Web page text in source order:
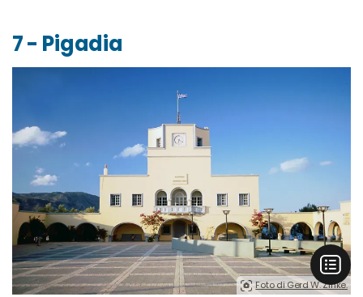
7 - Pigadia
Foto di Gerd W. Zinke.